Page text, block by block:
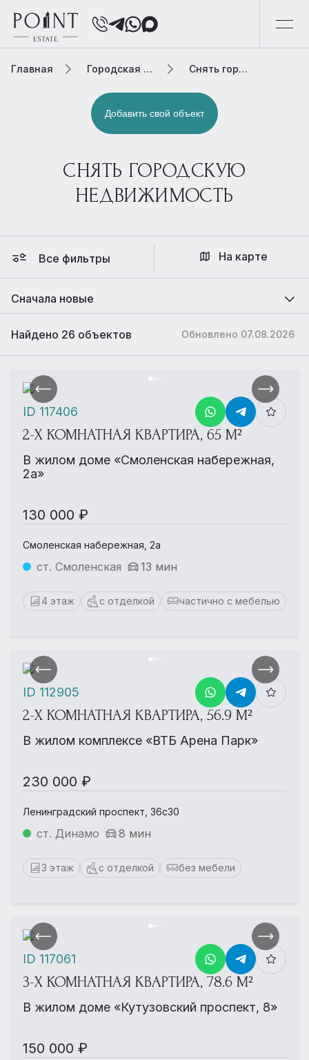
Главная Городская элитная недвижимость Снять городскую недвижимость
Добавить свой объект
СНЯТЬ ГОРОДСКУЮ
НЕДВИЖИМОСТЬ
Все фильтры На карте
Сначала новые
Обновлено 07.08.2026
Найдено 26 объектов
2-Х КОМНАТНАЯ КВАРТИРА, 65 М²
В жилом доме «Смоленская набережная,
2а»
130 000 ₽
Смоленская набережная, 2а
ст. Смоленская 13 мин
4 этаж с отделкой частично с мебелью
ID 117406
2-Х КОМНАТНАЯ КВАРТИРА, 56.9 М²
В жилом комплексе «ВТБ Арена Парк»
230 000 ₽
Ленинградский проспект, 36с30
ст. Динамо 8 мин
3 этаж с отделкой без мебели
ID 112905
3-Х КОМНАТНАЯ КВАРТИРА, 78.6 М²
В жилом доме «Кутузовский проспект, 8»
150 000 ₽
ID 117061